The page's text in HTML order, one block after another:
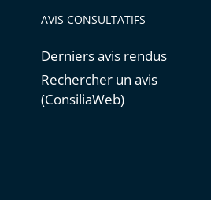
AVIS CONSULTATIFS
Derniers avis rendus
Rechercher un avis
(ConsiliaWeb)